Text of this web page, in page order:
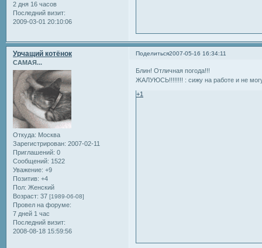
2 дня 16 часов
Последний визит:
2009-03-01 20:10:06
Поделиться2007-05-16 16:34:11
Урчащий котёнок
САМАЯ...
Откуда: Москва
Зарегистрирован: 2007-02-11
Приглашений: 0
Сообщений: 1522
Уважение: +9
Позитив: +4
Пол: Женский
Возраст: 37 [1989-06-08]
Провел на форуме:
7 дней 1 час
Последний визит:
2008-08-18 15:59:56
Блин! Отличная погода!!!
ЖАЛУЮСЬ!!!!!!!! : сижу на работе и не
+1